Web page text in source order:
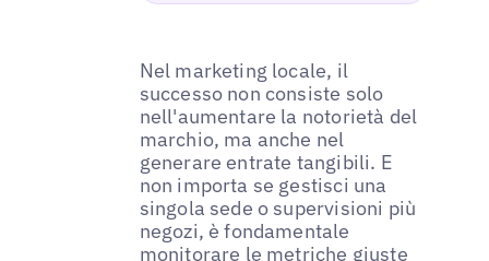
Nel marketing locale, il
successo non consiste solo
nell'aumentare la notorietà del
marchio, ma anche nel
generare entrate tangibili. E
non importa se gestisci una
singola sede o supervisioni più
negozi, è fondamentale
monitorare le metriche giuste